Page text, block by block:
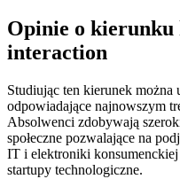
Opinie o kierunku
interaction
Studiując ten kierunek można
odpowiadające najnowszym
Absolwenci zdobywają
społeczne pozwalające na
IT i elektroniki
startupy technologiczne.